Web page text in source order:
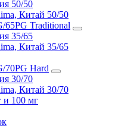
50/50
Китай 50/50
65PG Traditional
35/65
Китай 35/65
70PG Hard
30/70
Китай 30/70
и 100 мг